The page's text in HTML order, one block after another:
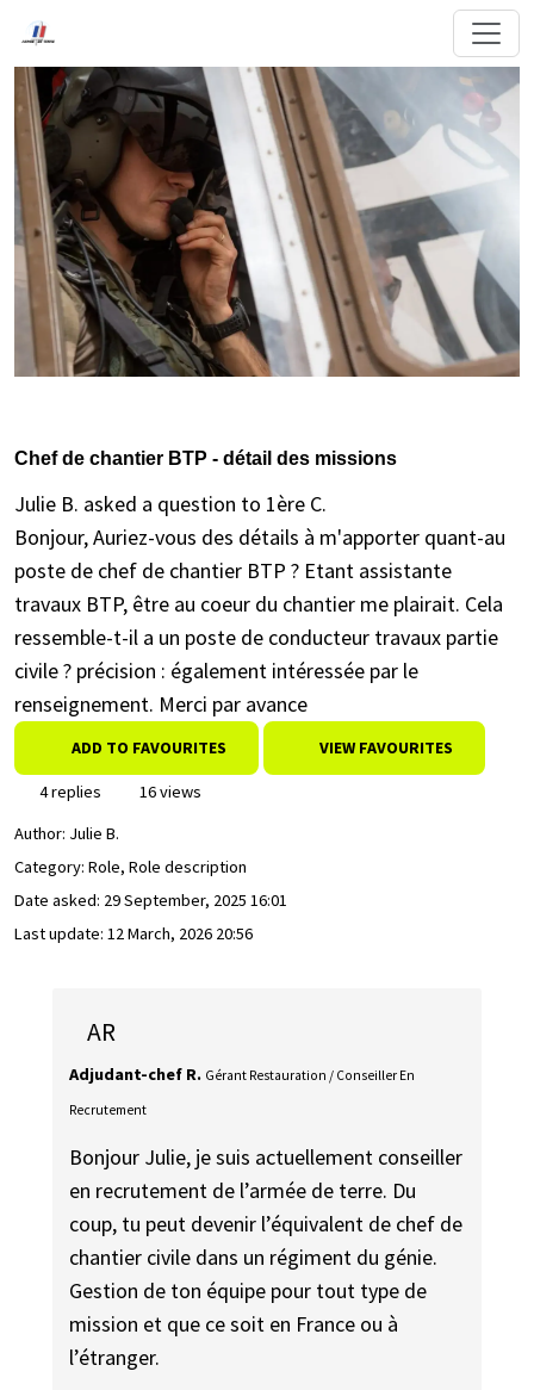
Chef de chantier BTP - détail des missions
Julie B. asked a question to 1ère C.
Bonjour, Auriez-vous des détails à m'apporter quant-au
poste de chef de chantier BTP ? Etant assistante
travaux BTP, être au coeur du chantier me plairait. Cela
ressemble-t-il a un poste de conducteur travaux partie
civile ? précision : également intéressée par le
renseignement. Merci par avance
ADD TO FAVOURITES VIEW FAVOURITES
4 replies
16 views
Author: Julie B.
Category: Role, Role description
Date asked: 29 September, 2025 16:01
Last update: 12 March, 2026 20:56
AR
Adjudant-chef R. Gérant Restauration / Conseiller En
Recrutement
Bonjour Julie, je suis actuellement conseiller
en recrutement de l’armée de terre. Du
coup, tu peut devenir l’équivalent de chef de
chantier civile dans un régiment du génie.
Gestion de ton équipe pour tout type de
mission et que ce soit en France ou à
l’étranger.